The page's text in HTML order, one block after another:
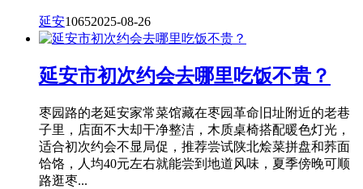
延安10652025-08-26
延安市初次约会去哪里吃饭不贵？
枣园路的老延安家常菜馆藏在枣园革命旧址附近的老巷
子里，店面不大却干净整洁，木质桌椅搭配暖色灯光，
适合初次约会不显局促，推荐尝试陕北烩菜拼盘和荞面
饸饹，人均40元左右就能尝到地道风味，夏季傍晚可顺
路逛枣...